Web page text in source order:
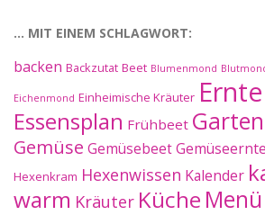
… MIT EINEM SCHLAGWORT:
backen Backzutat Beet Blumenmond
Eichenmond Einheimische Kräuter Ernte
Essensplan Frühbeet Garten
Gemüse GemüsebeetGemüseernte
Hexenkram Hexenwissen Kalender
warm Kräuter Küche Menü